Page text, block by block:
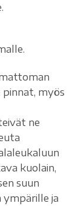
pinnat, myös
ne
kuolain,
suun
ympärille ja